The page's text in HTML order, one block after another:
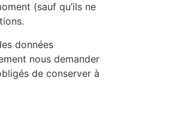
(sauf qu’ils ne
données
nous demander
de conserver à